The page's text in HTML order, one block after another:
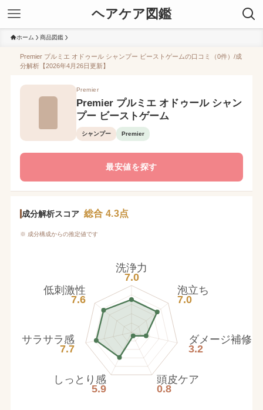
ヘアケア図鑑
ホーム 商品図鑑
Premier プルミエ オドゥール シャンプー ビーストゲームの口コミ（0件）/成
分解析【2026年4月26日更新】
Premier
Premier プルミエ オドゥール シャン
プー ビーストゲーム
シャンプー Premier
最安値を探す
成分解析スコア 総合 4.3点
※ 成分構成からの推定値です
洗浄力
7.0
泡立ち
7.0
ダメージ補修
3.2
頭皮ケア
0.8
しっとり感
5.9
サラサラ感
7.7
低刺激性
7.6